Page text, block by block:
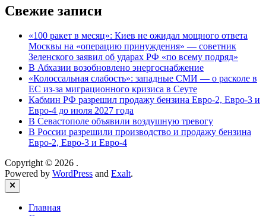
Свежие записи
«100 ракет в месяц»: Киев не ожидал мощного ответа
Москвы на «операцию принуждения» — советник
Зеленского заявил об ударах РФ «по всему подряд»
В Абхазии возобновлено энергоснабжение
«Колоссальная слабость»: западные СМИ — о расколе в
ЕС из-за миграционного кризиса в Сеуте
Кабмин РФ разрешил продажу бензина Евро-2, Евро-3 и
Евро-4 до июля 2027 года
В Севастополе объявили воздушную тревогу
В России разрешили производство и продажу бензина
Евро-2, Евро-3 и Евро-4
Copyright © 2026 .
Powered by WordPress and Exalt.
Close
Главная